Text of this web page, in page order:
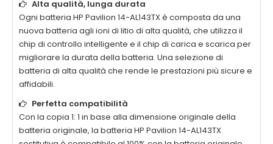
Alta qualità, lunga durata
Ogni batteria HP Pavilion 14-AL143TXè composta da una
nuova batteria agli ioni di litio di alta qualità, che utilizza il
chip di controllo intelligente e il chip di carica e scarica per
migliorare la durata della batteria. Una selezione di
batteria di alta qualità che rende le prestazioni più sicure e
affidabili.
Perfetta compatibilità
Con la copia 1: 1 in base alla dimensione originale della
batteria originale, la batteria HP Pavilion 14-AL143TX